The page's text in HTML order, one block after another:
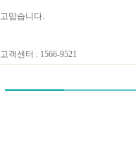
고맙습니다.
고객센터 : 1566-9521